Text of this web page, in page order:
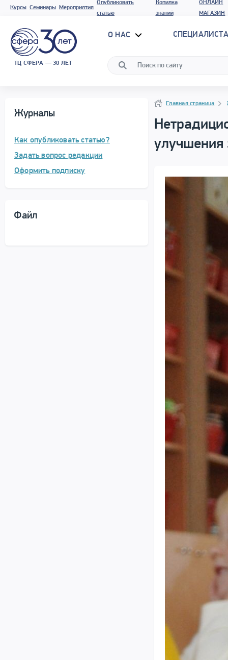
Курсы Семинары Мероприятия
Опубликовать
статью
Копилка
знаний
ОНЛАЙН
МАГАЗИН
ТЦ СФЕРА — 30 ЛЕТ
О НАС
Журналы
Как опубликовать статью?
Задать вопрос редакции
Оформить подписку
Файл
Навигация
НавигацияГлавная страница
улучшения